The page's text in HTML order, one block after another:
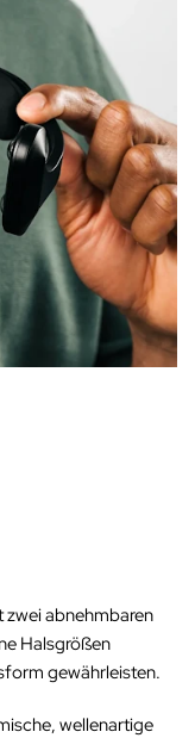
zwei abnehmbaren
Halsgrößen
gewährleisten.
wellenartige